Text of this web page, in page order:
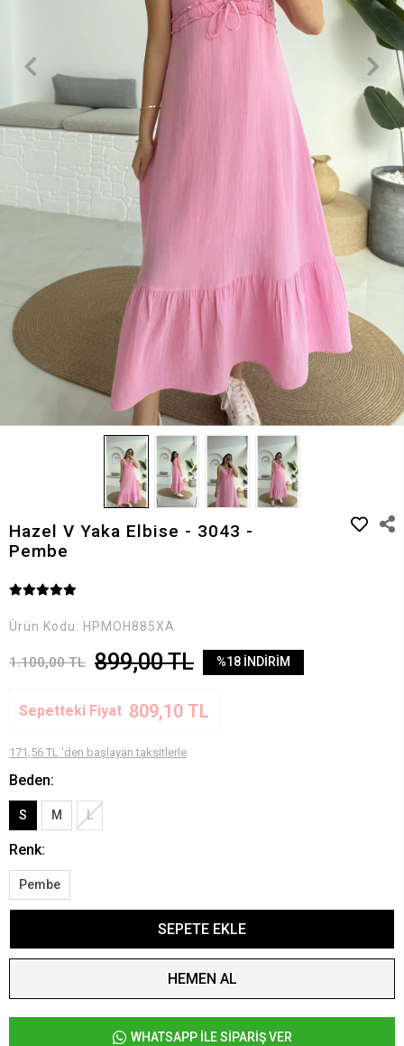
Hazel V Yaka Elbise - 3043 -
Pembe
Ürün Kodu: HPMOH885XA
1.100,00 TL 899,00 TL %18 İNDİRİM
Sepetteki Fiyat 809,10 TL
171,56 TL 'den başlayan taksitlerle
Beden:
S M L
Renk:
Pembe
SEPETE EKLE
HEMEN AL
WHATSAPP İLE SİPARİŞ VER